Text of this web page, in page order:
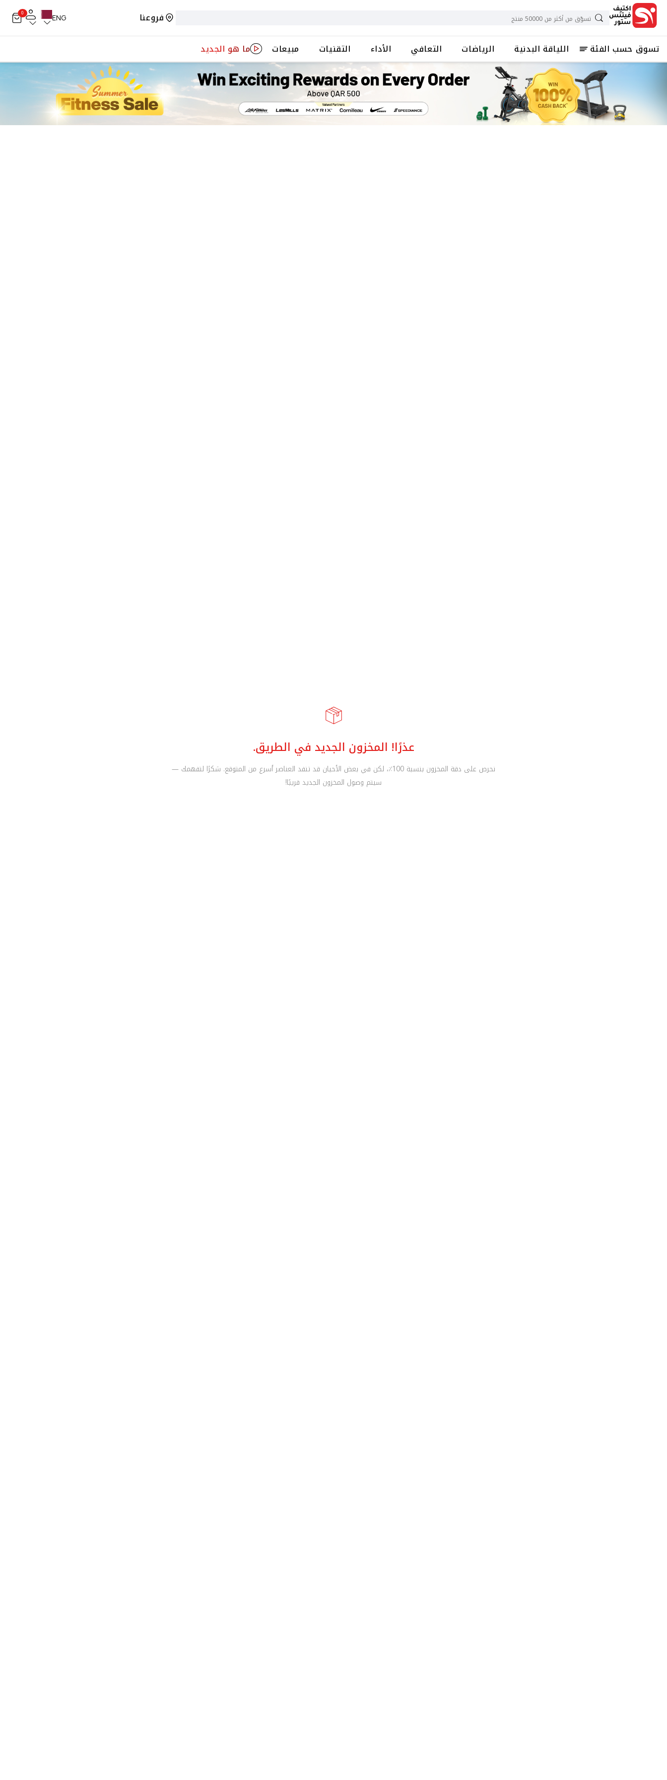
فروعنا ENG
0
تسوق حسب الفئة اللياقة البدنية الرياضات التعافي الأداء التقنيات مبيعات ما هو الجديد
عذرًا! المخزون الجديد في الطريق.
نحرص على دقة المخزون بنسبة 100٪، لكن في بعض الأحيان قد تنفد العناصر أسرع من المتوقع. شكرًا لتفهمك —
سيتم وصول المخزون الجديد قريبًا!